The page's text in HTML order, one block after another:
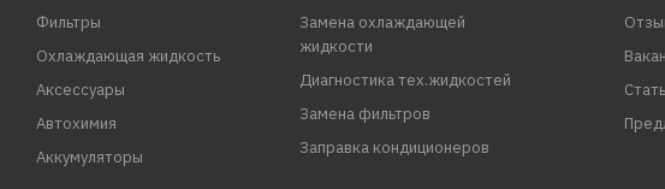
Фильтры
Охлаждающая жидкость
Аксессуары
Автохимия
Аккумуляторы
Замена охлаждающей
жидкости
Диагностика тех.жидкостей
Замена фильтров
Заправка кондиционеров